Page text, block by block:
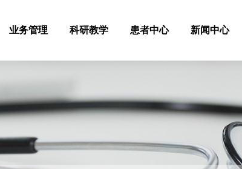
业务管理 科研教学 患者中心 新闻中心